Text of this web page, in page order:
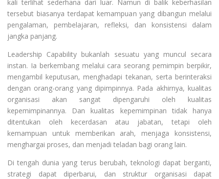
kali terlihat sederhana dari luar. Namun di balik keberhasilan
tersebut biasanya terdapat kemampuan yang dibangun melalui
pengalaman, pembelajaran, refleksi, dan konsistensi dalam
jangka panjang.
Leadership Capability bukanlah sesuatu yang muncul secara
instan. Ia berkembang melalui cara seorang pemimpin berpikir,
mengambil keputusan, menghadapi tekanan, serta berinteraksi
dengan orang-orang yang dipimpinnya. Pada akhirnya, kualitas
organisasi akan sangat dipengaruhi oleh kualitas
kepemimpinannya. Dan kualitas kepemimpinan tidak hanya
ditentukan oleh kecerdasan atau jabatan, tetapi oleh
kemampuan untuk memberikan arah, menjaga konsistensi,
menghargai proses, dan menjadi teladan bagi orang lain.
Di tengah dunia yang terus berubah, teknologi dapat berganti,
strategi dapat diperbarui, dan struktur organisasi dapat